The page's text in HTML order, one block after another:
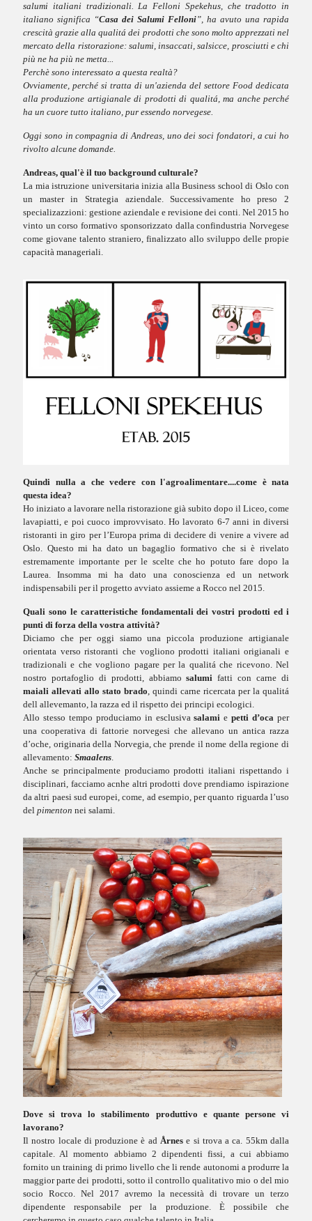
salumi italiani tradizionali. La Felloni Spekehus, che tradotto in
italiano significa “Casa dei Salumi Felloni”, ha avuto una rapida
crescità grazie alla qualitá dei prodotti che sono molto apprezzati nel
mercato della ristorazione: salumi, insaccati, salsicce, prosciutti e chi
più ne ha più ne metta...
Perchè sono interessato a questa realtà?
Ovviamente, perché si tratta di un'azienda del settore Food dedicata
alla produzione artigianale di prodotti di qualitá, ma anche perché
ha un cuore tutto italiano, pur essendo norvegese.
Oggi sono in compagnia di Andreas, uno dei soci fondatori, a cui ho
rivolto alcune domande.
Andreas, qual'è il tuo background culturale?
La mia istruzione universitaria inizia alla Business school di Oslo con
un master in Strategia aziendale. Successivamente ho preso 2
specializazzioni: gestione aziendale e revisione dei conti. Nel 2015 ho
vinto un corso formativo sponsorizzato dalla confindustria Norvegese
come giovane talento straniero, finalizzato allo sviluppo delle propie
capacità manageriali.
Quindi nulla a che vedere con l'agroalimentare....come è nata
questa idea?
Ho iniziato a lavorare nella ristorazione già subito dopo il Liceo, come
lavapiatti, e poi cuoco improvvisato. Ho lavorato 6-7 anni in diversi
ristoranti in giro per l’Europa prima di decidere di venire a vivere ad
Oslo. Questo mi ha dato un bagaglio formativo che si è rivelato
estremamente importante per le scelte che ho potuto fare dopo la
Laurea. Insomma mi ha dato una conoscienza ed un network
indispensabili per il progetto avviato assieme a Rocco nel 2015.
Quali sono le caratteristiche fondamentali dei vostri prodotti ed i
punti di forza della vostra attività?
Diciamo che per oggi siamo una piccola produzione artigianale
orientata verso ristoranti che vogliono prodotti italiani origianali e
tradizionali e che vogliono pagare per la qualitá che ricevono. Nel
nostro portafoglio di prodotti, abbiamosalumi fatti con carne di
maiali allevati allo stato brado, quindi carne ricercata per la qualitá
dell allevemanto, la razza ed il rispetto dei principi ecologici.
Allo stesso tempo produciamo in esclusivasalami epetti d’oca per
una cooperativa di fattorie norvegesi che allevano un antica razza
d’oche, originaria della Norvegia, che prende il nome della regione di
allevamento: Smaalens.
Anche se principalmente produciamo prodotti italiani rispettando i
disciplinari, facciamo acnhe altri prodotti dove prendiamo ispirazione
da altri paesi sud europei, come, ad esempio, per quanto riguarda l’uso
del pimenton nei salami.
Dove si trova lo stabilimento produttivo e quante persone vi
lavorano?
Il nostro locale di produzione è ad Årnes e si trova a ca. 55km dalla
capitale. Al momento abbiamo 2 dipendenti fissi, a cui abbiamo
fornito un training di primo livello che li rende autonomi a produrre la
maggior parte dei prodotti, sotto il controllo qualitativo mio o del mio
socio Rocco. Nel 2017 avremo la necessità di trovare un terzo
dipendente responsabile per la produzione. È possibile che